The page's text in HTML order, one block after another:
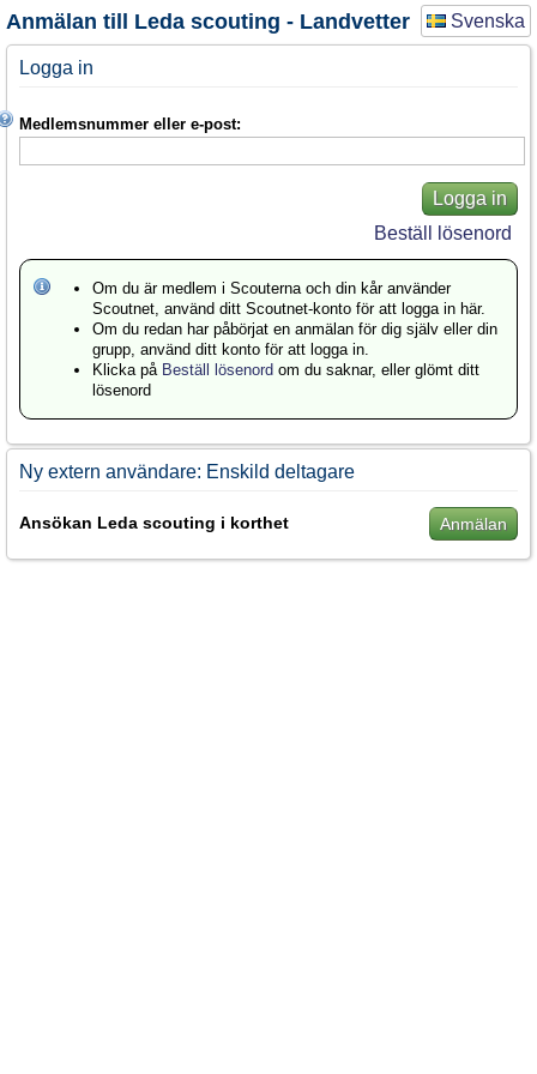
Anmälan till Leda scouting - Landvetter
Logga in
Medlemsnummer eller e-post:
Logga in
Beställ lösenord
Om du är medlem i Scouterna och din kår använder
Scoutnet, använd ditt Scoutnet-konto för att logga in här.
Om du redan har påbörjat en anmälan för dig själv eller din
grupp, använd ditt konto för att logga in.
Klicka på Beställ lösenord om du saknar, eller glömt ditt
lösenord
Ny extern användare: Enskild deltagare
Ansökan Leda scouting i korthet Anmälan
Svenska